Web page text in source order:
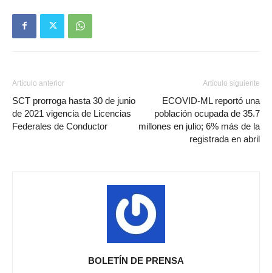
Artículo anterior
SCT prorroga hasta 30 de junio
de 2021 vigencia de Licencias
Federales de Conductor
Artículo siguiente
ECOVID-ML reportó una
población ocupada de 35.7
millones en julio; 6% más de la
registrada en abril
BOLETÍN DE PRENSA